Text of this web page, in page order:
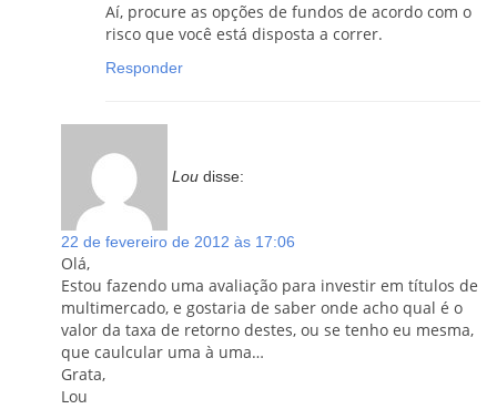
Aí, procure as opções de fundos de acordo com o
risco que você está disposta a correr.
Responder
Lou disse:
22 de fevereiro de 2012 às 17:06
Olá,
Estou fazendo uma avaliação para investir em títulos de
multimercado, e gostaria de saber onde acho qual é o
valor da taxa de retorno destes, ou se tenho eu mesma,
que caulcular uma à uma…
Grata,
Lou